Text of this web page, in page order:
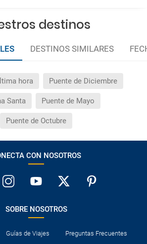
destinos
DESTINOS SIMILARES
hora Puente de Diciembre
Santa Puente de Mayo
Puente de Octubre
CON NOSOTROS
SOBRE NOSOTROS
Guías de Viajes Preguntas Frecuentes